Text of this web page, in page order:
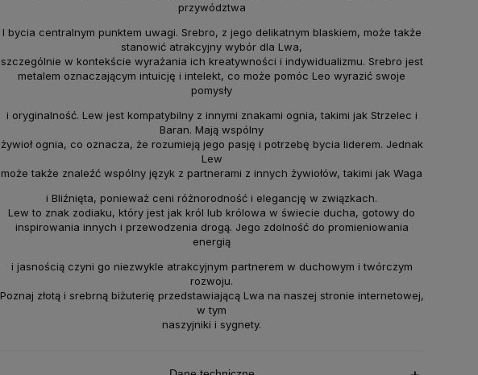
przywództwa
I bycia centralnym punktem uwagi. Srebro, z jego delikatnym blaskiem, może także
stanowić atrakcyjny wybór dla Lwa,
szczególnie w kontekście wyrażania ich kreatywności i indywidualizmu. Srebro jest
metalem oznaczającym intuicję i intelekt, co może pomóc Leo wyrazić swoje
pomysły
i oryginalność. Lew jest kompatybilny z innymi znakami ognia, takimi jak Strzelec i
Baran. Mają wspólny
żywioł ognia, co oznacza, że rozumieją jego pasję i potrzebę bycia liderem. Jednak
Lew
może także znaleźć wspólny język z partnerami z innych żywiołów, takimi jak Waga
i Bliźnięta, ponieważ ceni różnorodność i elegancję w związkach.
Lew to znak zodiaku, który jest jak król lub królowa w świecie ducha, gotowy do
inspirowania innych i przewodzenia drogą. Jego zdolność do promieniowania
energią
i jasnością czyni go niezwykle atrakcyjnym partnerem w duchowym i twórczym
rozwoju.
Poznaj złotą i srebrną biżuterię przedstawiającą Lwa na naszej stronie internetowej,
w tym
naszyjniki i sygnety.